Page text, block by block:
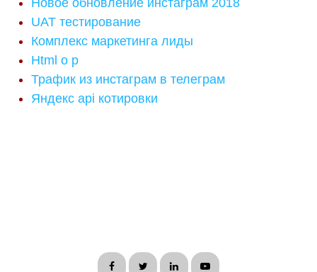
Новое обновление инстаграм 2018
UAT тестирование
Комплекс маркетинга лиды
Html o p
Трафик из инстаграм в телеграм
Яндекс api котировки